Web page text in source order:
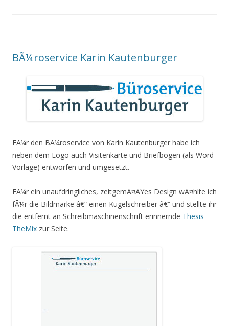
BÃ¼roservice Karin Kautenburger
FÃ¼r den BÃ¼roservice von Karin Kautenburger habe ich
neben dem Logo auch Visitenkarte und Briefbogen (als Word-
Vorlage) entworfen und umgesetzt.
FÃ¼r ein unaufdringliches, zeitgemÃ¤ÃŸes Design wÃ¤hlte ich
fÃ¼r die Bildmarke â€“ einen Kugelschreiber â€“ und stellte ihr
die entfernt an Schreibmaschinenschrift erinnernde Thesis
TheMix zur Seite.